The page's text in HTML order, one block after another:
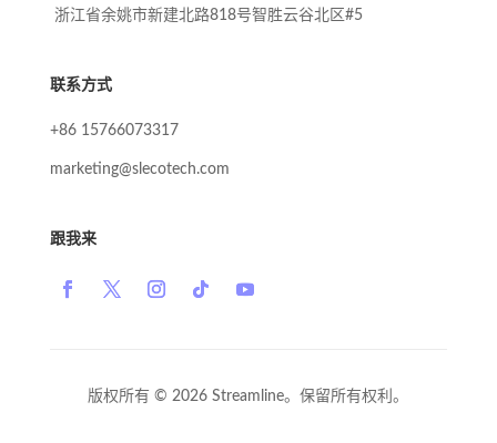
浙江省余姚市新建北路818号智胜云谷北区#5
联系方式
+86 15766073317
marketing@slecotech.com
跟我来
版权所有 © 2026 Streamline。保留所有权利。